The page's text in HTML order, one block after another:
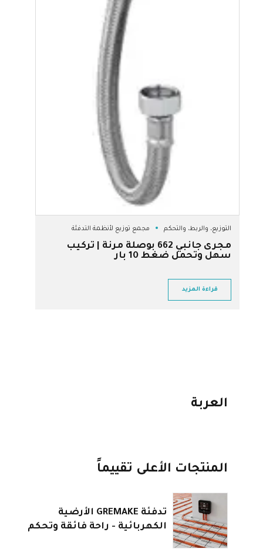
التوزيع، والربط، والتحكم مجمع توزيع لأنظمة التدفئة
مجرى جانبي 662 بوصلة مرنة | تركيب
سهل وتحمل ضغط 10 بار
قراءة المزيد
العربة
المنتجات الأعلى تقييماً
تدفئة GREMAKE الأرضية
الكهربائية - راحة فائقة وتحكم